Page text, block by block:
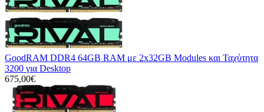
GoodRAM DDR4 64GB RAM με 2x32GB Modules και Ταχύτητα
3200 για Desktop
675,00€